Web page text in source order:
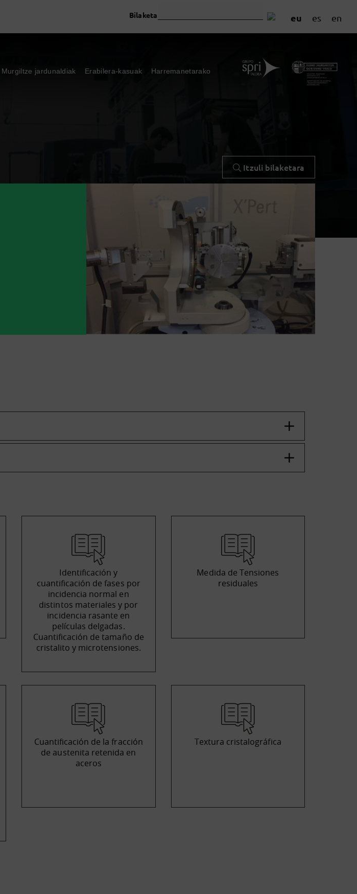
eu es en
Bilaketa
Murgiltze jardunaldiak Erabilera-kasuak Harremanetarako
Itzuli bilaketara
Identificación y
cuantificación de fases por
incidencia normal en
distintos materiales y por
incidencia rasante en
películas delgadas.
Cuantificación de tamaño de
cristalito y microtensiones.
Medida de Tensiones
residuales
Cuantificación de la fracción
de austenita retenida en
aceros
Textura cristalográfica